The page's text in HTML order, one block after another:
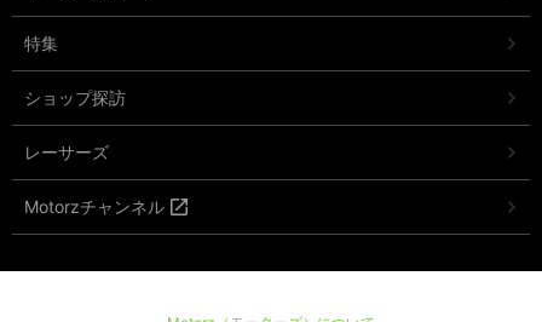
特集
ショップ探訪
レーサーズ
Motorzチャンネル